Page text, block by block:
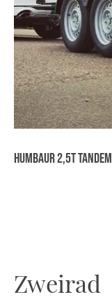
Humbaur 2,5t Tandem
Zweirad